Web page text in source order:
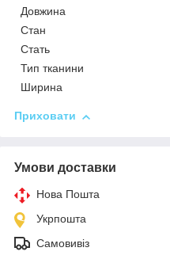
Довжина
Стан
Стать
Тип тканини
Ширина
Приховати
Умови доставки
Нова Пошта
Укрпошта
Самовивіз